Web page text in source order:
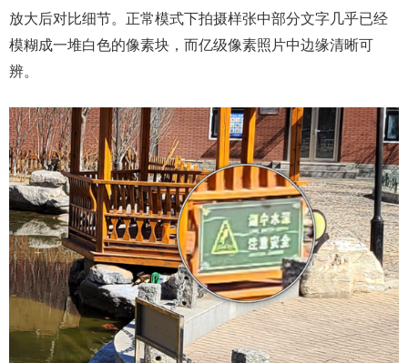
放大后对比细节。正常模式下拍摄样张中部分文字几乎已经
模糊成一堆白色的像素块，而亿级像素照片中边缘清晰可
辨。